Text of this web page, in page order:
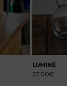
LUMINÉ
27.00€